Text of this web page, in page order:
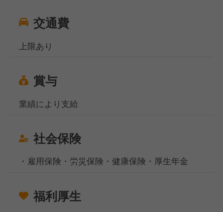
交通費
上限あり
賞与
業績により支給
社会保険
・雇用保険・労災保険・健康保険・厚生年金
福利厚生